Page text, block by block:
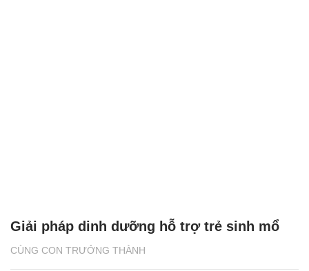
CÙNG CON TRƯỞNG THÀNH
Giải pháp dinh dưỡng hỗ trợ trẻ sinh mổ